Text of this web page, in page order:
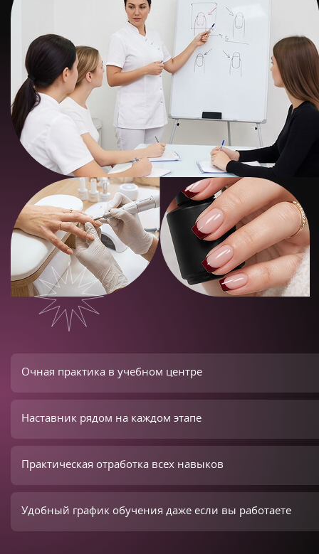
Очная практика в учебном центре
Наставник рядом на каждом этапе
Практическая отработка всех навыков
Удобный график обучения даже если вы работаете